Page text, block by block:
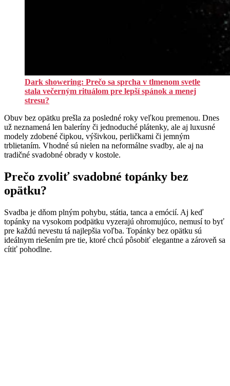
Dark showering: Prečo sa sprcha v tlmenom svetle
stala večerným rituálom pre lepší spánok a menej
stresu?
Obuv bez opätku prešla za posledné roky veľkou premenou. Dnes
už neznamená len baleríny či jednoduché plátenky, ale aj luxusné
modely zdobené čipkou, výšivkou, perličkami či jemným
trblietaním. Vhodné sú nielen na neformálne svadby, ale aj na
tradičné svadobné obrady v kostole.
Prečo zvoliť svadobné topánky bez
opätku?
Svadba je dňom plným pohybu, státia, tanca a emócií. Aj keď
topánky na vysokom podpätku vyzerajú ohromujúco, nemusí to byť
pre každú nevestu tá najlepšia voľba. Topánky bez opätku sú
ideálnym riešením pre tie, ktoré chcú pôsobiť elegantne a zároveň sa
cítiť pohodlne.